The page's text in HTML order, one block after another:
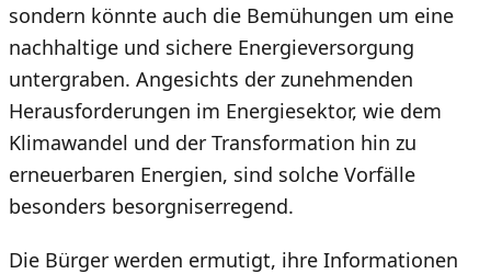
sondern könnte auch die Bemühungen um eine
nachhaltige und sichere Energieversorgung
untergraben. Angesichts der zunehmenden
Herausforderungen im Energiesektor, wie dem
Klimawandel und der Transformation hin zu
erneuerbaren Energien, sind solche Vorfälle
besonders besorgniserregend.
Die Bürger werden ermutigt, ihre Informationen